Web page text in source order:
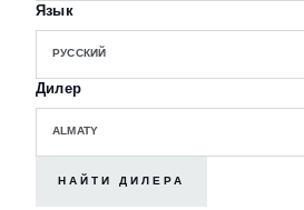
Язык
РУССКИЙ
Дилер
ALMATY
НАЙТИ ДИЛЕРА